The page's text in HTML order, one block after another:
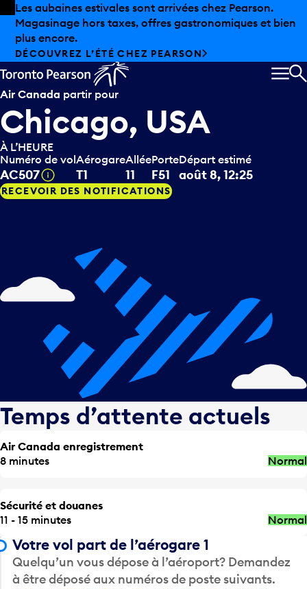
Skip to offers
Passer au contenu principal
Les aubaines estivales sont arrivées chez Pearson.
Magasinage hors taxes, offres gastronomiques et bien
plus encore.
DÉCOUVREZ L’ÉTÉ CHEZ PEARSON
Air Canada partir pour
Chicago, USA
À L’HEURE
Numéro de vol
AC507 Infobulle
Aérogare
T1
Allée
11
Porte
F51
Départ estimé
août 8, 12:25
RECEVOIR DES NOTIFICATIONS
Temps d’attente actuels
Air Canada enregistrement
8 minutes
Normal
Sécurité et douanes
11 - 15 minutes
Normal
Votre vol part de l’aérogare 1
Quelqu’un vous dépose à l’aéroport? Demandez
à être déposé aux numéros de poste suivants.